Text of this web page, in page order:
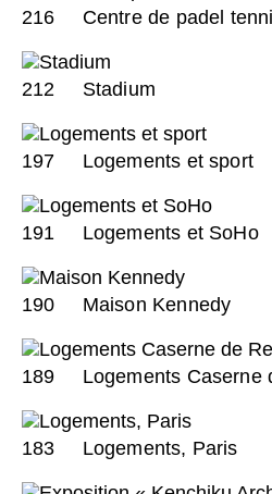
216 Centre de padel
212 Stadium
197 Logements et sport
191 Logements et SoHo
190 Maison Kennedy
189 Logements Caserne
183 Logements, Paris